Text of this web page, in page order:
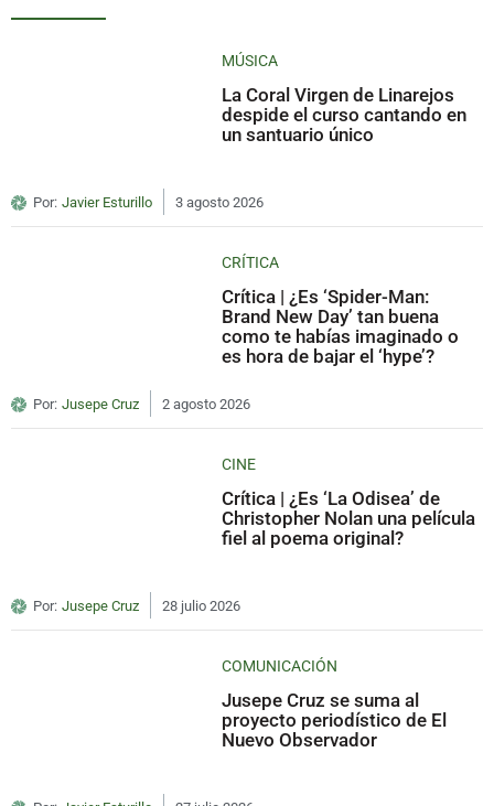
MÚSICA
La Coral Virgen de Linarejos
despide el curso cantando en
un santuario único
Por: Javier Esturillo 3 agosto 2026
CRÍTICA
Crítica | ¿Es ‘Spider-Man:
Brand New Day’ tan buena
como te habías imaginado o
es hora de bajar el ‘hype’?
Por: Jusepe Cruz 2 agosto 2026
CINE
Crítica | ¿Es ‘La Odisea’ de
Christopher Nolan una película
fiel al poema original?
Por: Jusepe Cruz 28 julio 2026
COMUNICACIÓN
Jusepe Cruz se suma al
proyecto periodístico de El
Nuevo Observador